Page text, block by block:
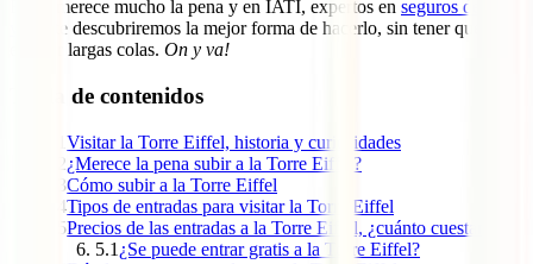
Eiffel merece mucho la pena y en IATI, expertos en seguros de
, te descubriremos la mejor forma de hacerlo, sin tener que
esperar largas colas. On y va!
Tabla de contenidos
Visitar la Torre Eiffel, historia y curiosidades
2¿Merece la pena subir a la Torre Eiffel?
3Cómo subir a la Torre Eiffel
4Tipos de entradas para visitar la Torre Eiffel
5Precios de las entradas a la Torre Eiffel, ¿cuánto cuestan?
5.1 ¿Se puede entrar gratis a la Torre Eiffel?